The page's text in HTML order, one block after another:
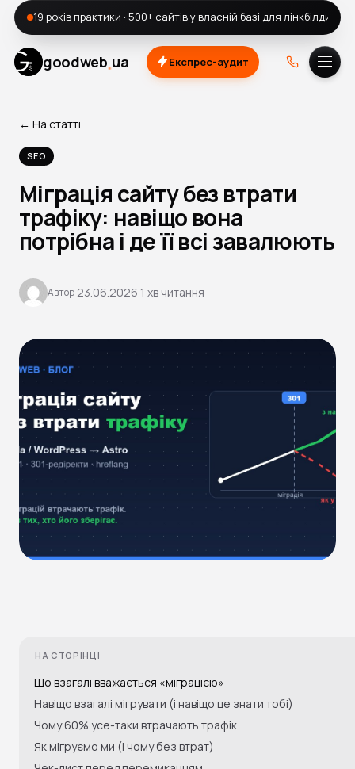
19 років практики · 500+ сайтів у власній базі для лінкбілдингу
goodweb.ua Експрес-аудит
← На статті
SEO
Міграція сайту без втрати
трафіку: навіщо вона
потрібна і де її всі завалюють
Автор·23.06.2026·1 хв читання
НА СТОРІНЦІ
Що взагалі вважається «міграцією»
Навіщо взагалі мігрувати (і навіщо це знати тобі)
Чому 60% усе-таки втрачають трафік
Як мігруємо ми (і чому без втрат)